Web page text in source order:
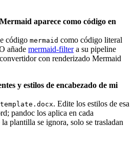
aparece como código en
código mermaid como código literal
añade mermaid-filtera su pipeline
con renderizado Mermaid
y estilos de encabezado de mi
. Edite los estilos de esa
pandoc los aplica en cada
plantilla se ignora, solo se trasladan